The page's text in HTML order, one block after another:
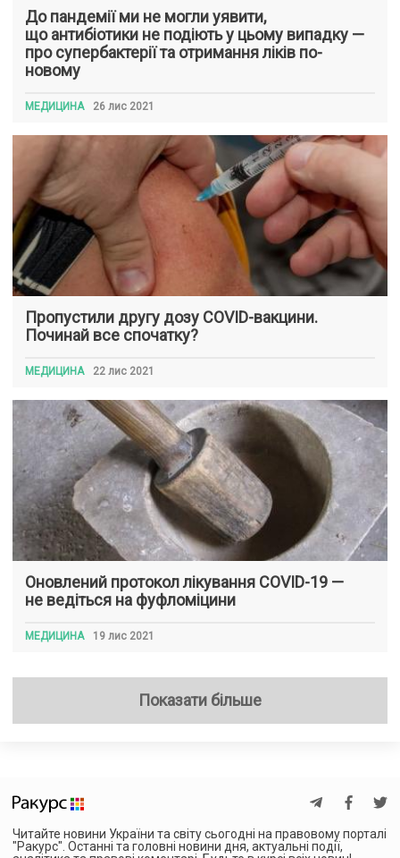
До пандемії ми не могли уявити,
що антибіотики не подіють у цьому випадку —
про супербактерії та отримання ліків по-
новому
МЕДИЦИНА 26 лис 2021
Пропустили другу дозу COVID-вакцини.
Починай все спочатку?
МЕДИЦИНА 22 лис 2021
Оновлений протокол лікування COVID-19 —
не ведіться на фуфломіцини
МЕДИЦИНА 19 лис 2021
Показати більше
Читайте новини України та світу сьогодні на правовому порталі
"Ракурс". Останні та головні новини дня, актуальні події,